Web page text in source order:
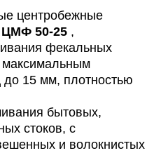
центробежные
ЦМФ 50-25 ,
фекальных
максимальным
до 15 мм, плотностью
бытовых,
стоков, с
и волокнистых